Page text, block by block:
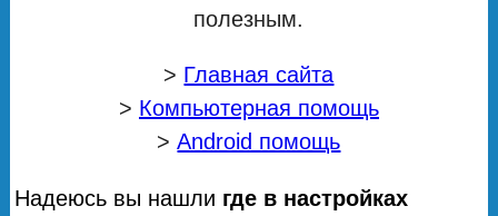
полезным.
> Главная сайта
> Компьютерная помощь
>Android помощь
Надеюсь вы нашли где в настройках